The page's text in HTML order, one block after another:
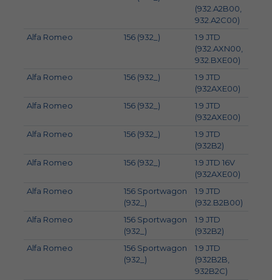
(932.A2B00,
932.A2C00)
Alfa Romeo 156 (932_)
1.9 JTD
(932.AXN00,
932.BXE00)
Alfa Romeo 156 (932_)
1.9 JTD
(932AXE00)
Alfa Romeo 156 (932_)
1.9 JTD
(932AXE00)
Alfa Romeo 156 (932_)
1.9 JTD
(932B2)
Alfa Romeo 156 (932_)
1.9 JTD 16V
(932AXE00)
Alfa Romeo
156 Sportwagon
(932_)
1.9 JTD
(932.B2B00)
Alfa Romeo
156 Sportwagon
(932_)
1.9 JTD
(932B2)
Alfa Romeo
156 Sportwagon
(932_)
1.9 JTD
(932B2B,
932B2C)